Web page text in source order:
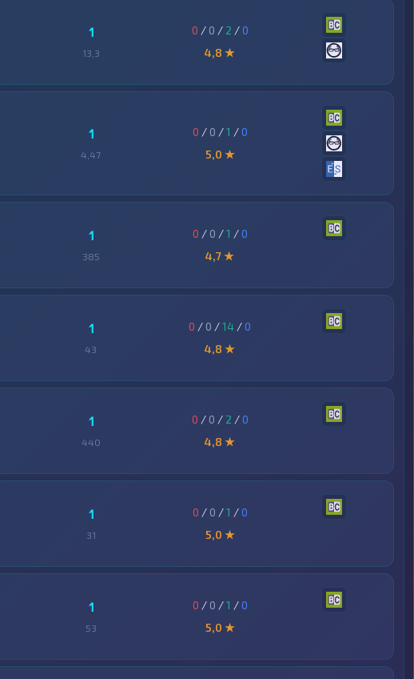
1
13,3
0 / 0 / 2 /0
4,8 ★
1
4,47
0 / 0 /1 /0
5,0 ★
1
385
0 / 0 /1 /0
4,7 ★
1
43
0 / 0 /14 /0
4,8 ★
1
440
0 / 0 / 2 /0
4,8 ★
1
31
0 / 0 /1 /0
5,0 ★
1
53
0 / 0 /1 /0
5,0 ★